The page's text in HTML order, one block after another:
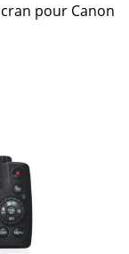
pour Canon